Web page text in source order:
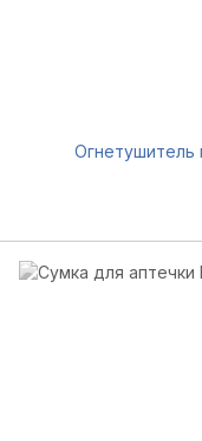
Огнетушитель